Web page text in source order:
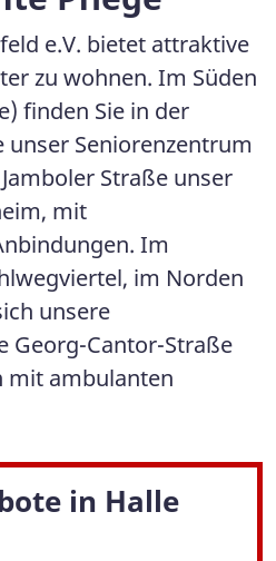
e.V. bietet attraktive
zu wohnen. Im Süden
finden Sie in der
unser Seniorenzentrum
Straße unser
mit
Im
im Norden
unsere
Georg-Cantor-Straße
mit ambulanten
in Halle